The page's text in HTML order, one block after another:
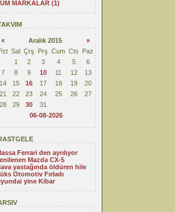
MARKALAR (1)
« Aralık 2015
»
Sal Çrş Prş Cum Cts
Paz
1
2 3 4 5
6
7
8 9 10 11 12
13
14
15 16 17 18 19
20
21
22 23 24 25 26
27
28
29 30
31
06-08-2026
Ferrari den ayrılıyor
Mazda CX-5
yastağında öldüren hile
Otomotiv Fırladı
yine Kibar